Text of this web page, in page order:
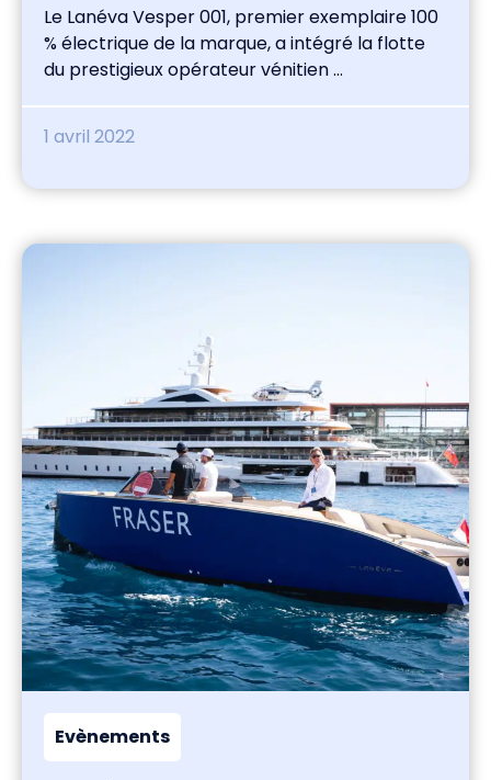
Le Lanéva Vesper 001, premier exemplaire 100
% électrique de la marque, a intégré la flotte
du prestigieux opérateur vénitien ...
1 avril 2022
Evènements